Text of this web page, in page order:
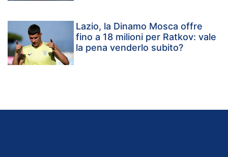
Lazio, la Dinamo Mosca offre
fino a 18 milioni per Ratkov: vale
la pena venderlo subito?